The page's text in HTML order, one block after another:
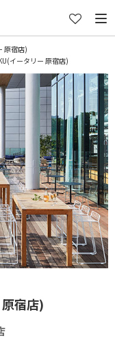
原宿店)
イータリー 原宿店)
宿店)